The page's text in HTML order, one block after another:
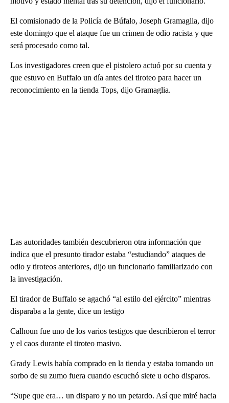
El comisionado de la Policía de Búfalo, Joseph Gramaglia, dijo
este domingo que el ataque fue un crimen de odio racista y que
será procesado como tal.
Los investigadores creen que el pistolero actuó por su cuenta y
que estuvo en Buffalo un día antes del tiroteo para hacer un
reconocimiento en la tienda Tops, dijo Gramaglia.
Las autoridades también descubrieron otra información que
indica que el presunto tirador estaba “estudiando” ataques de
odio y tiroteos anteriores, dijo un funcionario familiarizado con
la investigación.
El tirador de Buffalo se agachó “al estilo del ejército” mientras
disparaba a la gente, dice un testigo
Calhoun fue uno de los varios testigos que describieron el terror
y el caos durante el tiroteo masivo.
Grady Lewis había comprado en la tienda y estaba tomando un
sorbo de su zumo fuera cuando escuchó siete u ocho disparos.
“Supe que era… un disparo y no un petardo. Así que miré hacia